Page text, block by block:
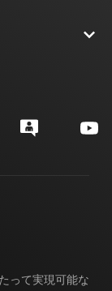
って実現可能な